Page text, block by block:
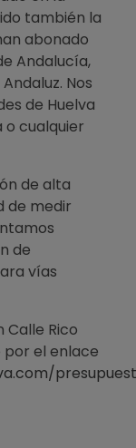
también la
abonado
Andalucía,
Nos
de Huelva
o cualquier
de alta
de medir
de
vías
Rico
por el enlace